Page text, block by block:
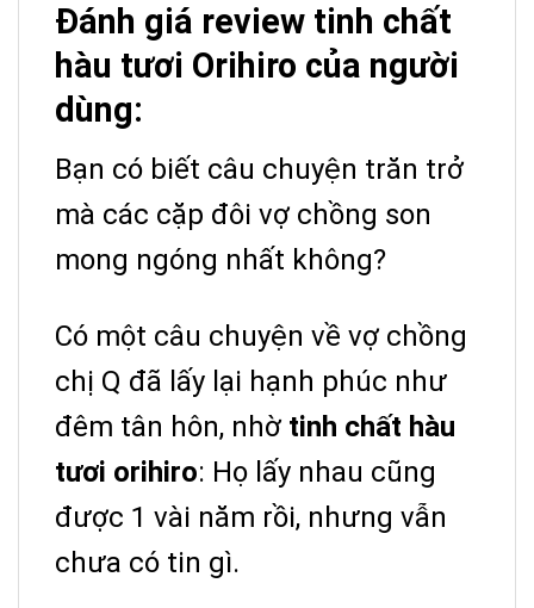
Đánh giá review tinh chất
hàu tươi Orihiro của người
dùng:
Bạn có biết câu chuyện trăn trở
mà các cặp đôi vợ chồng son
mong ngóng nhất không?
Có một câu chuyện về vợ chồng
chị Q đã lấy lại hạnh phúc như
đêm tân hôn, nhờ tinh chất hàu
tươi orihiro: Họ lấy nhau cũng
được 1 vài năm rồi, nhưng vẫn
chưa có tin gì.